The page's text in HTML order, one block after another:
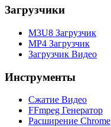
Загрузчики
M3U8 Загрузчик
MP4 Загрузчик
Загрузчик Видео
Инструменты
Сжатие Видео
FFmpeg Генератор
Расширение Chrome